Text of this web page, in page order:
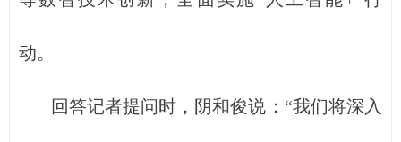
动。
回答记者提问时，阴和俊说：“我们将深入